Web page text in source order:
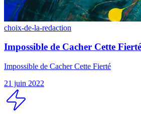
choix-de-la-redaction
Impossible de Cacher Cette Fierté
Impossible de Cacher Cette Fierté
21 juin 2022